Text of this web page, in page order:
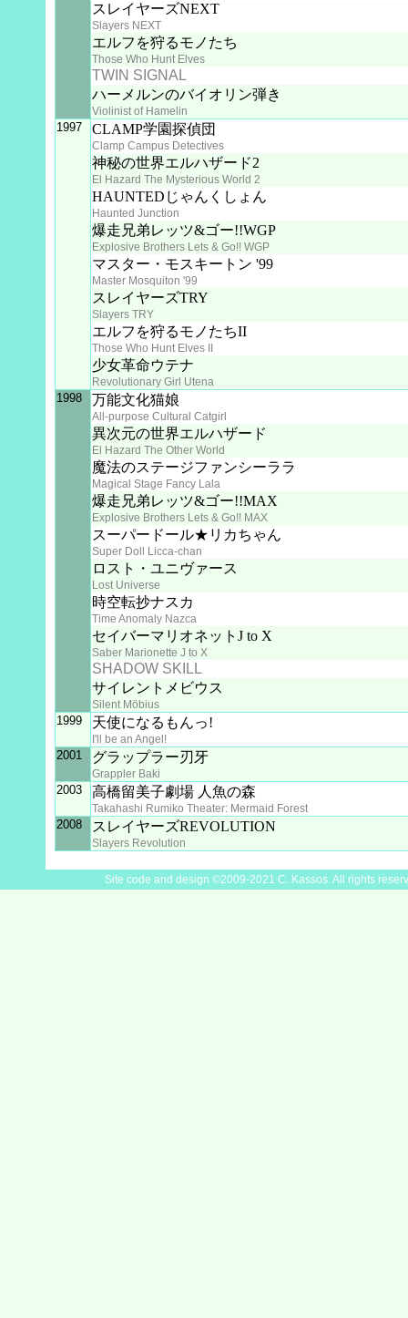
スレイヤーズNEXT
Slayers NEXT
エルフを狩るモノたち
Those Who Hunt Elves
TWIN SIGNAL
ハーメルンのバイオリン弾き
Violinist of Hamelin
1997 CLAMP学園探偵団
Clamp Campus Detectives
神秘の世界エルハザード2
El Hazard The Mysterious World 2
HAUNTEDじゃんくしょん
Haunted Junction
爆走兄弟レッツ&ゴー!!WGP
Explosive Brothers Lets & Go!! WGP
マスター・モスキートン '99
Master Mosquiton '99
スレイヤーズTRY
Slayers TRY
エルフを狩るモノたちII
Those Who Hunt Elves II
少女革命ウテナ
Revolutionary Girl Utena
1998 万能文化猫娘
All-purpose Cultural Catgirl
異次元の世界エルハザード
El Hazard The Other World
魔法のステージファンシーララ
Magical Stage Fancy Lala
爆走兄弟レッツ&ゴー!!MAX
Explosive Brothers Lets & Go!! MAX
スーパードール★リカちゃん
Super Doll Licca-chan
ロスト・ユニヴァース
Lost Universe
時空転抄ナスカ
Time Anomaly Nazca
セイバーマリオネットJ to X
Saber Marionette J to X
SHADOW SKILL
サイレントメビウス
Silent Möbius
1999 天使になるもんっ!
I'll be an Angel!
2001 グラップラー刃牙
Grappler Baki
2003 高橋留美子劇場 人魚の森
Takahashi Rumiko Theater: Mermaid Forest
2008 スレイヤーズREVOLUTION
Slayers Revolution
Site code and design ©2009-2021 C. Kassos. All rights